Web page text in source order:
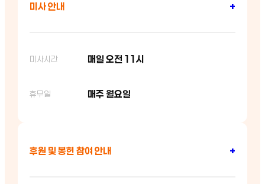
미사 안내 +
미사시간 매일 오전 11시
휴무일 매주 월요일
후원 및 봉헌 참여 안내 +